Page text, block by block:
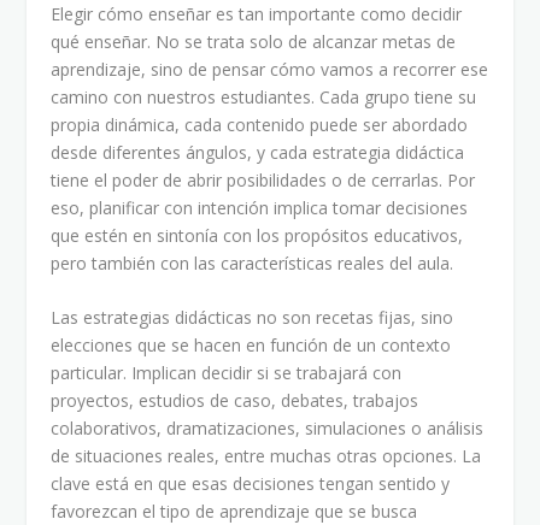
Elegir cómo enseñar es tan importante como decidir
qué enseñar. No se trata solo de alcanzar metas de
aprendizaje, sino de pensar cómo vamos a recorrer ese
camino con nuestros estudiantes. Cada grupo tiene su
propia dinámica, cada contenido puede ser abordado
desde diferentes ángulos, y cada estrategia didáctica
tiene el poder de abrir posibilidades o de cerrarlas. Por
eso, planificar con intención implica tomar decisiones
que estén en sintonía con los propósitos educativos,
pero también con las características reales del aula.
Las estrategias didácticas no son recetas fijas, sino
elecciones que se hacen en función de un contexto
particular. Implican decidir si se trabajará con
proyectos, estudios de caso, debates, trabajos
colaborativos, dramatizaciones, simulaciones o análisis
de situaciones reales, entre muchas otras opciones. La
clave está en que esas decisiones tengan sentido y
favorezcan el tipo de aprendizaje que se busca